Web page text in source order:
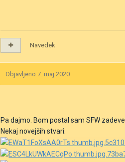
Navedek
Objavljeno7. maj 2020
Pa dajmo. Bom postal sam SFW zadeve.
Nekaj novejših stvari.